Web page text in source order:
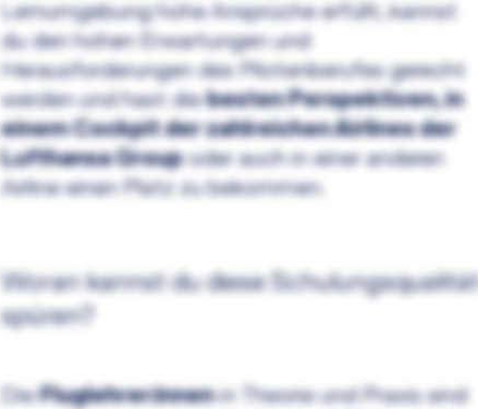
Lernumgebung hohe Ansprüche erfüllt, kannst
du den hohen Erwartungen und
Herausforderungen des Pilotenberufes gerecht
werden und hast diebesten Perspektiven, in
einem Cockpit der zahlreichen Airlines der
Lufthansa Groupoder auch in einer anderen
Airline einen Platz zu bekommen.
Woran kannst du diese Schulungsqualität
spüren?
DieFluglehrer:innenin Theorie und Praxis sind